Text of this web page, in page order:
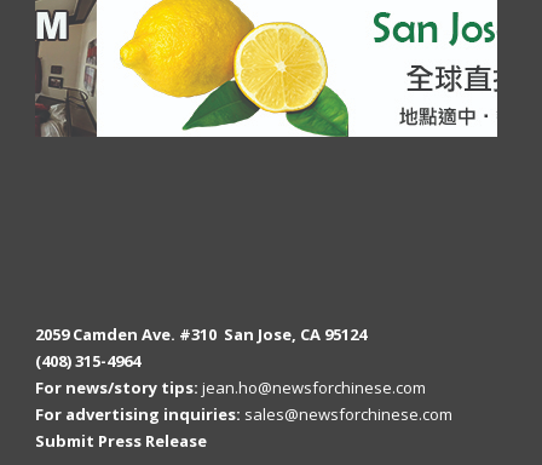
2059 Camden Ave. #310 San Jose, CA 95124
(408) 315-4964
For news/story tips: jean.ho@newsforchinese.com
For advertising inquiries: sales@newsforchinese.com
Submit Press Release